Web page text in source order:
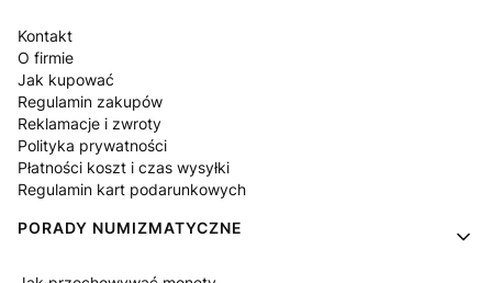
Kontakt
O firmie
Jak kupować
Regulamin zakupów
Reklamacje i zwroty
Polityka prywatności
Płatności koszt i czas wysyłki
Regulamin kart podarunkowych
PORADY NUMIZMATYCZNE